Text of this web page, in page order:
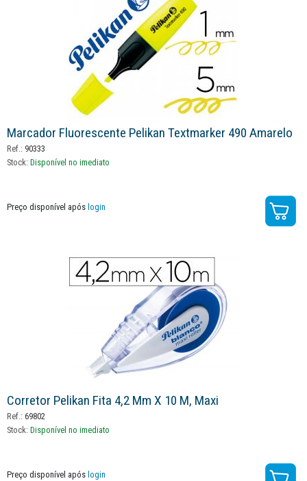
Marcador Fluorescente Pelikan Textmarker 490 Amarelo
Ref.: 90333
Stock: Disponível no imediato
Preço disponível após login
Corretor Pelikan Fita 4,2 Mm X 10 M, Maxi
Ref.: 69802
Stock: Disponível no imediato
Preço disponível após login